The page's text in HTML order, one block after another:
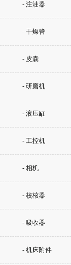
- 注油器
- 干燥管
- 皮囊
- 研磨机
- 液压缸
- 工控机
- 相机
- 校核器
- 吸收器
- 机床附件